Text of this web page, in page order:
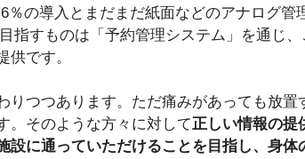
の導入とまだまだ紙面などのアナログ管
指すものは「予約管理システム」を通じ
です。
りつつあります。ただ痛みがあっても放置
。そのような方々に対して正しい情報の提
設に通っていただけることを目指し、身体